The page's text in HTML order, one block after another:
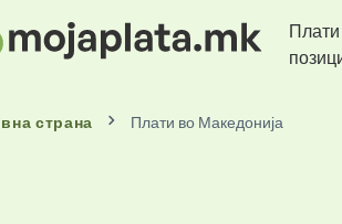
страна Плати во Македонија